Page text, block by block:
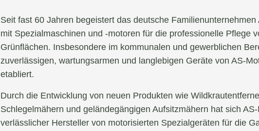
Etesia
BRP
Seit fast 60 Jahren begeistert das deutsche Familienunternehmen
mit Spezialmaschinen und -motoren für die professionelle Pflege
Grünflächen. Insbesondere im kommunalen und gewerblichen
zuverlässigen, wartungsarmen und langlebigen Geräte von AS-
etabliert.
Durch die Entwicklung von neuen Produkten wie
Schlegelmähern und geländegängigen Aufsitzmähern hat sich
verlässlicher Hersteller von motorisierten Spezialgeräten für die